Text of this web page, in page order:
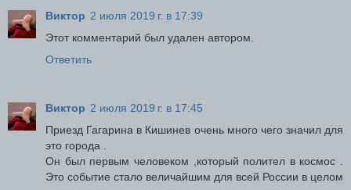
Виктор 2 июля 2019 г. в 17:39
Этот комментарий был удален автором.
Ответить
Виктор 2 июля 2019 г. в 17:45
Приезд Гагарина в Кишинев очень много чего значил для
это города .
Он был первым человеком ,который полител в космос .
Это событие стало величайшим для всей России в целом